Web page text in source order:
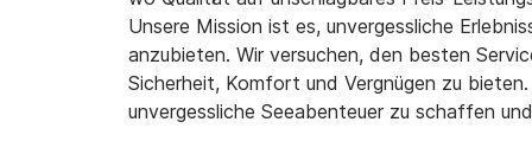
Unsere Mission ist es, unvergessliche
anzubieten. Wir versuchen, den besten
Sicherheit, Komfort und Vergnügen zu
unvergessliche Seeabenteuer zu schaffen